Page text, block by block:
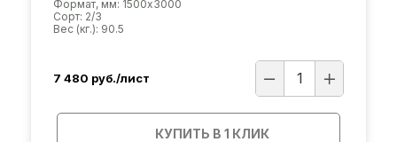
Формат, мм: 1500х3000
Сорт: 2/3
Вес (кг.): 90.5
7 480 руб./лист
КУПИТЬ В 1 КЛИК